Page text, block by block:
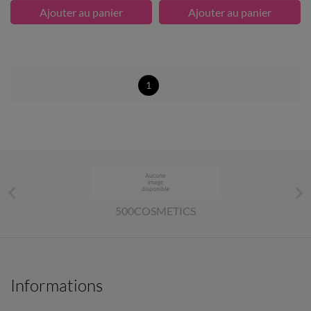
Ajouter au panier Ajouter au panier
1
500COSMETICS
Informations